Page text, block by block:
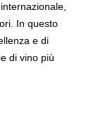
In questo
e di
di vino più